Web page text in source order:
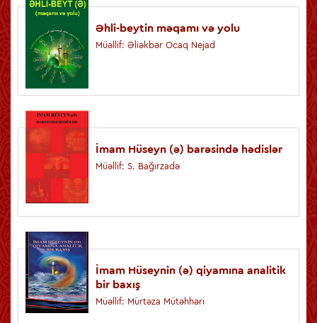
Əhli-beytin məqamı və yolu
Müəllif: Əliəkbər Ocaq Nejad
İmam Hüseyn (ə) barəsində hədislər
Müəllif: S. Bağırzadə
İmam Hüseynin (ə) qiyamına analitik
bir baxış
Müəllif: Mürtәzа Mütәhhәri